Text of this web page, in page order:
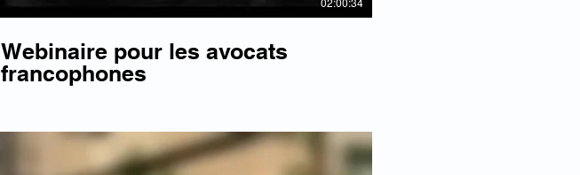
Webinaire pour les avocats
francophones